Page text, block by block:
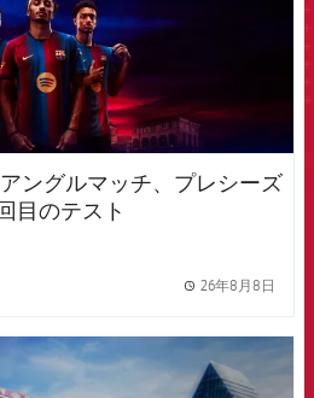
ングルマッチ、プレシーズ
目のテスト
26年8月8日
FCB Barcelona badge